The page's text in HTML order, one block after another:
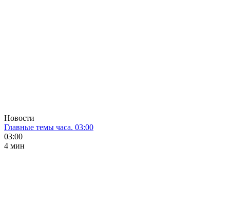
Новости
Главные темы часа. 03:00
03:00
4 мин